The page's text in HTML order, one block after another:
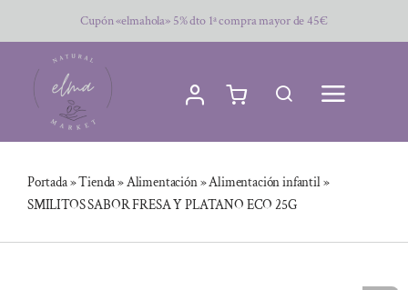
al
contenido
Cupón «elmahola» 5% dto 1ª compra mayor de 45€
Portada»Tienda»Alimentación»Alimentación infantil»
SMILITOS SABOR FRESA Y PLATANO ECO 25G